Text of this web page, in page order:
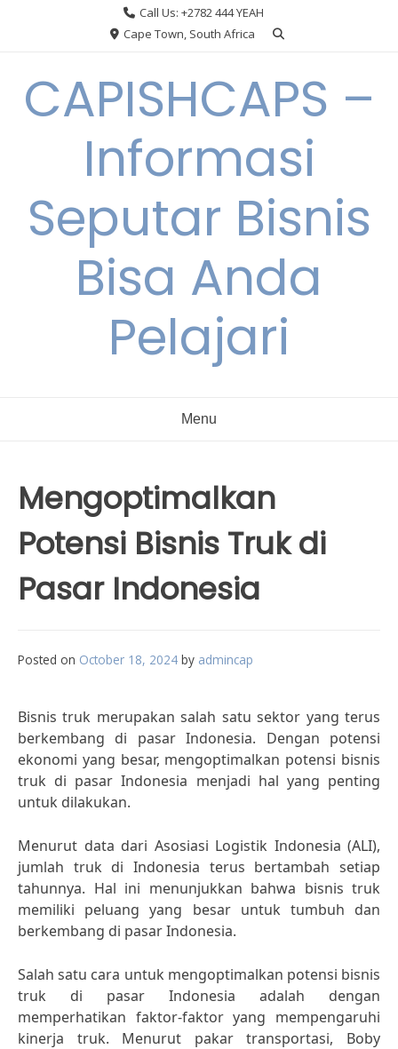
Call Us: +2782 444 YEAH
Cape Town, South Africa
CAPISHCAPS –
Informasi
Seputar Bisnis
Bisa Anda
Pelajari
Menu
Mengoptimalkan
Potensi Bisnis Truk di
Pasar Indonesia
Posted on October 18, 2024 by admincap
Bisnis truk merupakan salah satu sektor yang terus
berkembang di pasar Indonesia. Dengan potensi
ekonomi yang besar, mengoptimalkan potensi bisnis
truk di pasar Indonesia menjadi hal yang penting
untuk dilakukan.
Menurut data dari Asosiasi Logistik Indonesia (ALI),
jumlah truk di Indonesia terus bertambah setiap
tahunnya. Hal ini menunjukkan bahwa bisnis truk
memiliki peluang yang besar untuk tumbuh dan
berkembang di pasar Indonesia.
Salah satu cara untuk mengoptimalkan potensi bisnis
truk di pasar Indonesia adalah dengan
memperhatikan faktor-faktor yang mempengaruhi
kinerja truk. Menurut pakar transportasi, Boby